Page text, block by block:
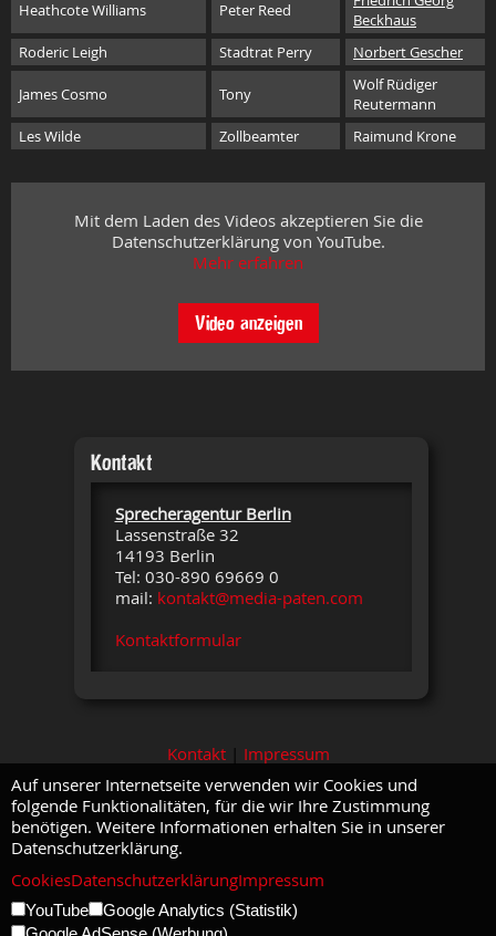
Heathcote Williams Peter Reed
Beckhaus
Roderic Leigh
Stadtrat Perry Norbert Gescher
James Cosmo Tony
Wolf Rüdiger
Reutermann
Les Wilde
Zollbeamter Raimund Krone
Mit dem Laden des Videos akzeptieren Sie die
Datenschutzerklärung von YouTube.
Mehr erfahren
Video anzeigen
Kontakt
Sprecheragentur Berlin
Lassenstraße 32
14193 Berlin
Tel: 030-890 69669 0
mail: kontakt@media-paten.com
Kontaktformular
Kontakt| Impressum
Auf unserer Internetseite verwenden wir Cookies und
folgende Funktionalitäten, für die wir Ihre Zustimmung
benötigen. Weitere Informationen erhalten Sie in unserer
Datenschutzerklärung.
CookiesDatenschutzerklärungImpressum
YouTube
Google Analytics (Statistik)